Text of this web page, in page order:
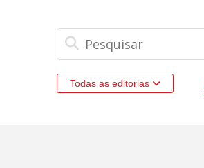
Todas as editorias